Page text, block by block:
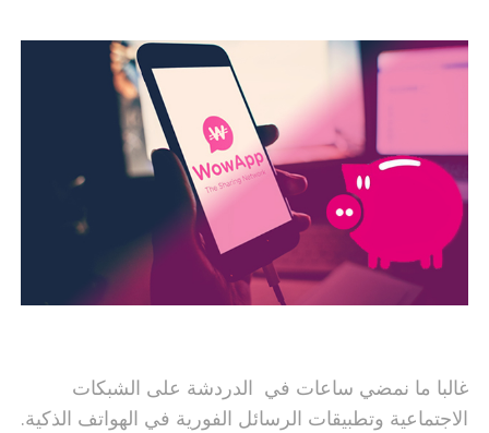
غالبا ما نمضي ساعات في الدردشة على الشبكات
الاجتماعية وتطبيقات الرسائل الفورية في الهواتف الذكية.